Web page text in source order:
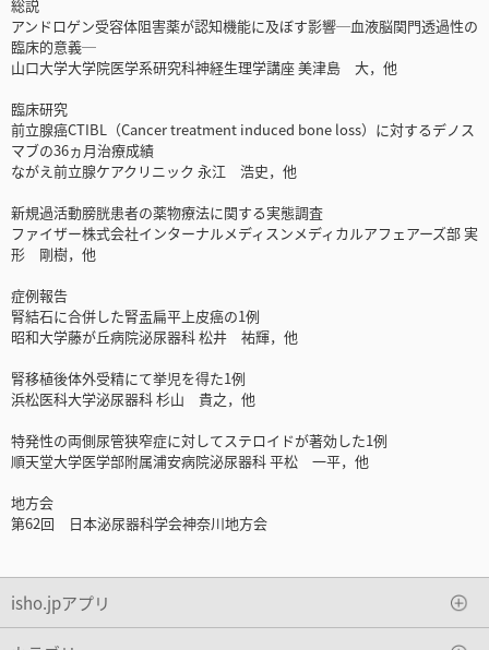
総説
アンドロゲン受容体阻害薬が認知機能に及ぼす影響─血液脳関門透過性の
臨床的意義─
山口大学大学院医学系研究科神経生理学講座 美津島 大，他
臨床研究
前立腺癌CTIBL（Cancer treatment induced bone loss）に対するデノス
マブの36ヵ月治療成績
ながえ前立腺ケアクリニック 永江 浩史，他
新規過活動膀胱患者の薬物療法に関する実態調査
ファイザー株式会社インターナルメディスンメディカルアフェアーズ部 実
形 剛樹，他
症例報告
腎結石に合併した腎盂扁平上皮癌の1例
昭和大学藤が丘病院泌尿器科 松井 祐輝，他
腎移植後体外受精にて挙児を得た1例
浜松医科大学泌尿器科 杉山 貴之，他
特発性の両側尿管狭窄症に対してステロイドが著効した1例
順天堂大学医学部附属浦安病院泌尿器科 平松 一平，他
地方会
第62回 日本泌尿器科学会神奈川地方会
isho.jpアプリ